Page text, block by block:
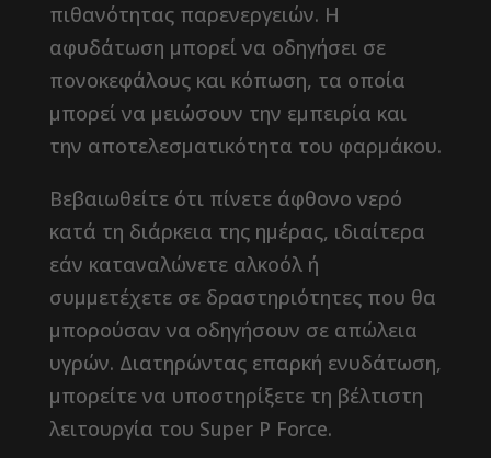
πιθανότητας παρενεργειών. Η
αφυδάτωση μπορεί να οδηγήσει σε
πονοκεφάλους και κόπωση, τα οποία
μπορεί να μειώσουν την εμπειρία και
την αποτελεσματικότητα του φαρμάκου.
Βεβαιωθείτε ότι πίνετε άφθονο νερό
κατά τη διάρκεια της ημέρας, ιδιαίτερα
εάν καταναλώνετε αλκοόλ ή
συμμετέχετε σε δραστηριότητες που θα
μπορούσαν να οδηγήσουν σε απώλεια
υγρών. Διατηρώντας επαρκή ενυδάτωση,
μπορείτε να υποστηρίξετε τη βέλτιστη
λειτουργία του Super P Force.